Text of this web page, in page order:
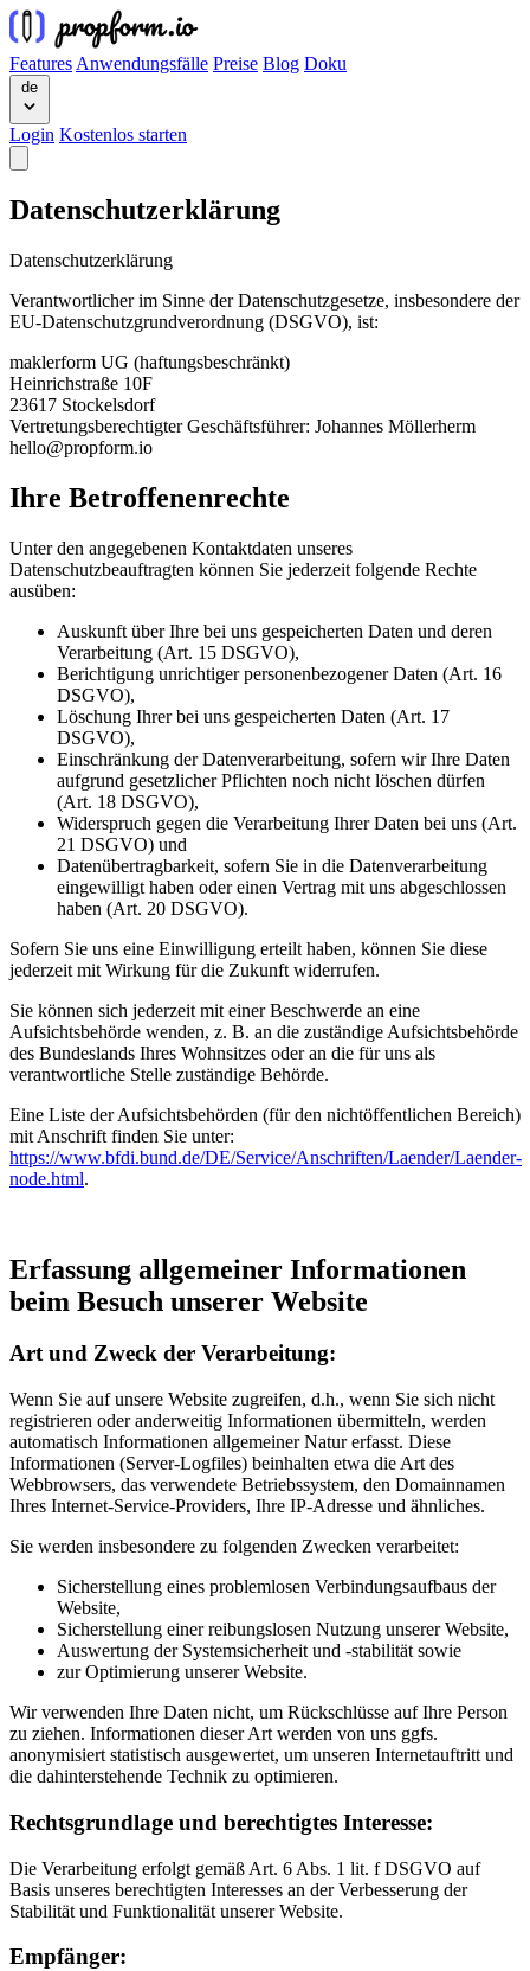
Features Anwendungsfälle Preise Blog Doku
de
Login Kostenlos starten
Datenschutzerklärung
Datenschutzerklärung
Verantwortlicher im Sinne der Datenschutzgesetze, insbesondere der
EU-Datenschutzgrundverordnung (DSGVO), ist:
maklerform UG (haftungsbeschränkt)
Heinrichstraße 10F
23617 Stockelsdorf
Vertretungsberechtigter Geschäftsführer: Johannes Möllerherm
hello@propform.io
Ihre Betroffenenrechte
Unter den angegebenen Kontaktdaten unseres
Datenschutzbeauftragten können Sie jederzeit folgende Rechte
ausüben:
Auskunft über Ihre bei uns gespeicherten Daten und deren
Verarbeitung (Art. 15 DSGVO),
Berichtigung unrichtiger personenbezogener Daten (Art. 16
DSGVO),
Löschung Ihrer bei uns gespeicherten Daten (Art. 17
DSGVO),
Einschränkung der Datenverarbeitung, sofern wir Ihre Daten
aufgrund gesetzlicher Pflichten noch nicht löschen dürfen
(Art. 18 DSGVO),
Widerspruch gegen die Verarbeitung Ihrer Daten bei uns (Art.
21 DSGVO) und
Datenübertragbarkeit, sofern Sie in die Datenverarbeitung
eingewilligt haben oder einen Vertrag mit uns abgeschlossen
haben (Art. 20 DSGVO).
Sofern Sie uns eine Einwilligung erteilt haben, können Sie diese
jederzeit mit Wirkung für die Zukunft widerrufen.
Sie können sich jederzeit mit einer Beschwerde an eine
Aufsichtsbehörde wenden, z. B. an die zuständige Aufsichtsbehörde
des Bundeslands Ihres Wohnsitzes oder an die für uns als
verantwortliche Stelle zuständige Behörde.
Eine Liste der Aufsichtsbehörden (für den nichtöffentlichen Bereich)
mit Anschrift finden Sie unter:
https://www.bfdi.bund.de/DE/Service/Anschriften/Laender/Laender-
node.html.
Erfassung allgemeiner Informationen
beim Besuch unserer Website
Art und Zweck der Verarbeitung:
Wenn Sie auf unsere Website zugreifen, d.h., wenn Sie sich nicht
registrieren oder anderweitig Informationen übermitteln, werden
automatisch Informationen allgemeiner Natur erfasst. Diese
Informationen (Server-Logfiles) beinhalten etwa die Art des
Webbrowsers, das verwendete Betriebssystem, den Domainnamen
Ihres Internet-Service-Providers, Ihre IP-Adresse und ähnliches.
Sie werden insbesondere zu folgenden Zwecken verarbeitet:
Sicherstellung eines problemlosen Verbindungsaufbaus der
Website,
Sicherstellung einer reibungslosen Nutzung unserer Website,
Auswertung der Systemsicherheit und -stabilität sowie
zur Optimierung unserer Website.
Wir verwenden Ihre Daten nicht, um Rückschlüsse auf Ihre Person
zu ziehen. Informationen dieser Art werden von uns ggfs.
anonymisiert statistisch ausgewertet, um unseren Internetauftritt und
die dahinterstehende Technik zu optimieren.
Rechtsgrundlage und berechtigtes Interesse:
Die Verarbeitung erfolgt gemäß Art. 6 Abs. 1 lit. f DSGVO auf
Basis unseres berechtigten Interesses an der Verbesserung der
Stabilität und Funktionalität unserer Website.
Empfänger: